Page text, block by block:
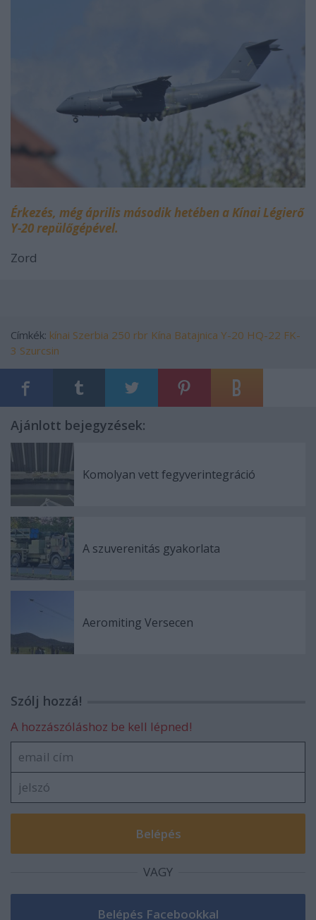
Érkezés, még április második hetében a Kínai Légierő
Y-20 repülőgépével.
Zord
Címkék: kínai Szerbia 250 rbr Kína Batajnica Y-20 HQ-22 FK-
3 Szurcsin
Ajánlott bejegyzések:
Komolyan vett fegyverintegráció
A szuverenitás gyakorlata
Aeromiting Versecen
Szólj hozzá!
A hozzászóláshoz be kell lépned!
VAGY